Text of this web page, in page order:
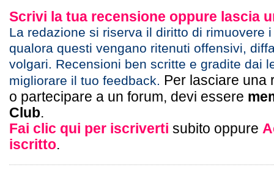
Scrivi la tua recensione oppure lascia
La redazione si riserva il diritto di rimuovere
qualora questi vengano ritenuti offensivi,
volgari. Recensioni ben scritte e gradite dai
migliorare il tuo feedback. Per lasciare una
o partecipare a un forum, devi essere
Club.
Fai clic qui per iscriverti subito oppure
iscritto.